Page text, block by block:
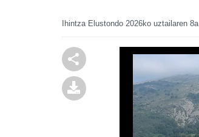
Ihintza Elustondo 2026ko uztailaren 8a